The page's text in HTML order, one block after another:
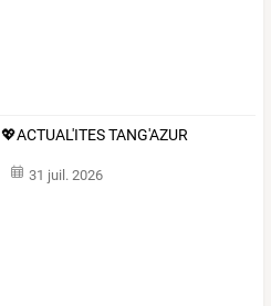
💖ACTUAL'ITES TANG'AZUR
31 juil. 2026